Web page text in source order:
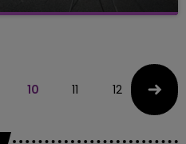
10 11 12 13